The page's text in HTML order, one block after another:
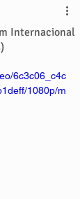
Internacional
6c3c06_c4c
1080p/m